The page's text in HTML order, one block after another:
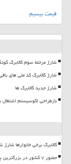
قیمت بیسیم
شارژ مرحله سوم کالابرگ
شارژ کالابرگ کد ملی های
شارژ جدید کالابرگ ها
بازطراحی اکوسیستم اشتغال
کالابرگ برخی خانوارها
حضور ۷ کشور در بزرگترین پلتفرم تبادلات تجاری حوزه ساخت وساز